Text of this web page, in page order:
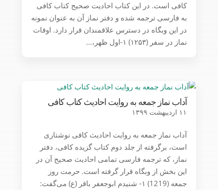
کافی است. در این کتاب احادیت صحیح کتاب کافی
به فارسی ترجمه شده و دفتر نماز آن به عنوان نمونه
در این وبگاه در دسترس علاقمندان قرار دارد. اوقات
نماز در سفر (۱۲۵۳) ۱-اول ظهر،...
آداب نماز جمعه به روایت احادیث کتاب کافی
۱۱ اردیبهشت ۱۳۹۹
آداب نماز جمعه به روایت احادیث کافی نوشتاری
است، برگرفته از جلد دوم کتاب گزیده کافی، دفتر
نماز، که ترجمه فارسی تمامی احادیث صحیح آن در
این بخش از وبگاه قرار گرفته است. حرمت روز
جمعه (1219) ۱- شنیدم ابوجعفر باقر (ع) می‌گفت: